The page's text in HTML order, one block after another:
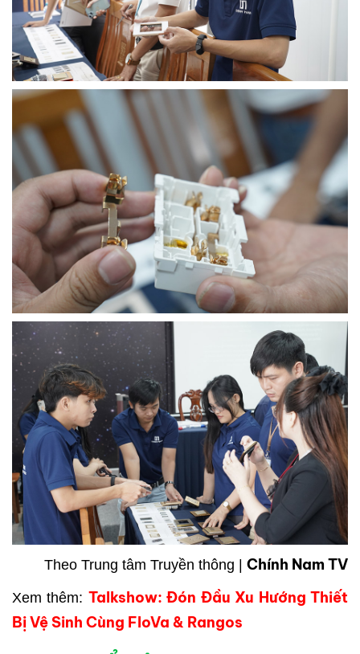
Theo Trung tâm Truyền thông | Chính Nam TV
Xem thêm: Talkshow: Đón Đầu Xu Hướng Thiết
Bị Vệ Sinh Cùng FloVa & Rangos